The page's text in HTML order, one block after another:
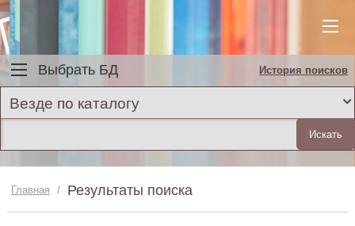
Выбрать БД История поисков
Везде по каталогу
Главная / Результаты поиска